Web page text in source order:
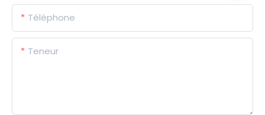
Téléphone
Teneur